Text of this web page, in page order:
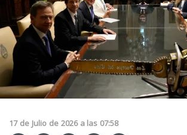
17 de Julio de 2026 a las 07:58